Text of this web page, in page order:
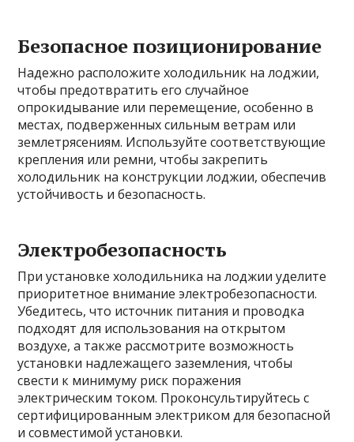
Безопасное позиционирование
Надежно расположите холодильник на лоджии,
чтобы предотвратить его случайное
опрокидывание или перемещение, особенно в
местах, подверженных сильным ветрам или
землетрясениям. Используйте соответствующие
крепления или ремни, чтобы закрепить
холодильник на конструкции лоджии, обеспечив
устойчивость и безопасность.
Электробезопасность
При установке холодильника на лоджии уделите
приоритетное внимание электробезопасности.
Убедитесь, что источник питания и проводка
подходят для использования на открытом
воздухе, а также рассмотрите возможность
установки надлежащего заземления, чтобы
свести к минимуму риск поражения
электрическим током. Проконсультируйтесь с
сертифицированным электриком для безопасной
и совместимой установки.